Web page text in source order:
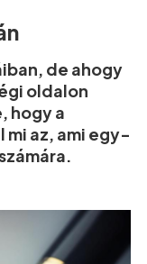
de ahogy
oldalon
hogy a
az, ami egy-